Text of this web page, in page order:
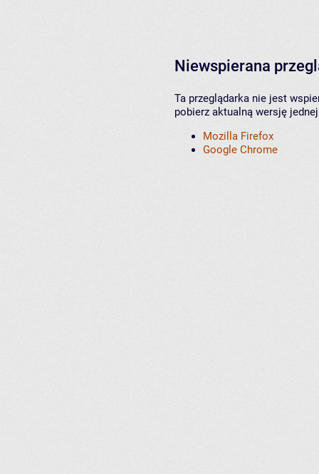
Niewspierana
Ta przeglądarka nie jest
pobierz aktualną wersję
Mozilla Firefox
Google Chrome